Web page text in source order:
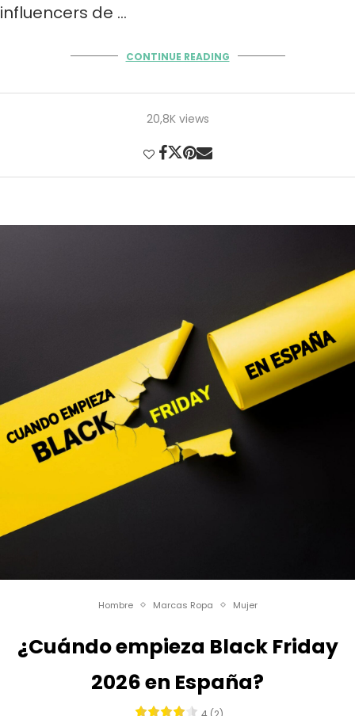
influencers de …
CONTINUE READING
20,8K views
Hombre Marcas Ropa Mujer
¿Cuándo empieza Black Friday
2026 en España?